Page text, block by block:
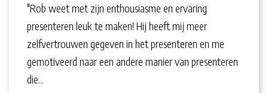
"Rob weet met zijn enthousiasme en ervaring
presenteren leuk te maken! Hij heeft mij meer
zelfvertrouwen gegeven in het presenteren en me
gemotiveerd naar een andere manier van presenteren
die...